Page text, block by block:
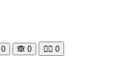
0 🙈 0 🧘‍♀️ 0